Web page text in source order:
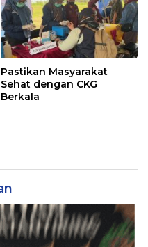
Pastikan Masyarakat
Sehat dengan CKG
Berkala